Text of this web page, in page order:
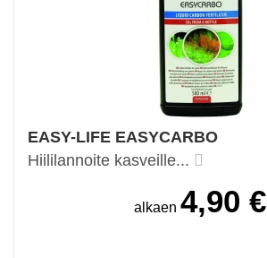
EASY-LIFE EASYCARBO
Hiililannoite kasveille...
alkaen 4,90 €